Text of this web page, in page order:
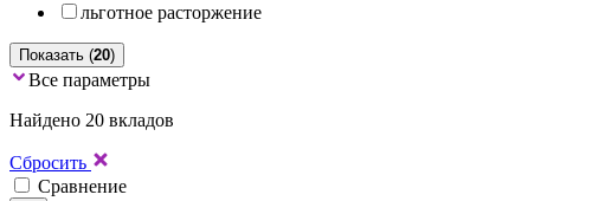
льготное расторжение
Показать (20)
Все параметры
Найдено 20 вкладов
Сбросить
Сравнение